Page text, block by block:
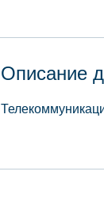
Описание